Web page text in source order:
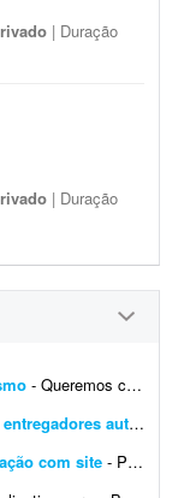
| Duração
| Duração
- Queremos criar um aplicativo para uma agência de turismo que já tem site. Plataforma Android e IOS Um app que seja o site dentro do app,a pessoa acesse o app e tenha as mesmas facili...
App Android de entregas para empresas e entregadores autônomos
com site - Procuro desenvolvedor(a) que tenha histórico de desenvolvimento de aplicativos publicados na Google Play e na App Store. Preciso de experiência comprovada e, se possível, que e...